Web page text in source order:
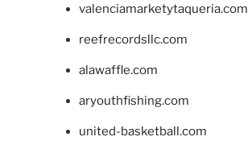
valenciamarketytaqueria.com
reefrecordsllc.com
alawaffle.com
aryouthfishing.com
united-basketball.com